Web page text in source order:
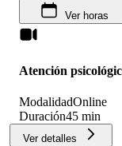
Ver horas
Atención
ModalidadOnline
Duración45 min
Ver detalles